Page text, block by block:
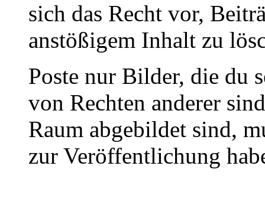
sich das Recht vor,
anstößigem Inhalt zu
Poste nur Bilder, die du
von Rechten anderer
Raum abgebildet sind,
zur Veröffentlichung